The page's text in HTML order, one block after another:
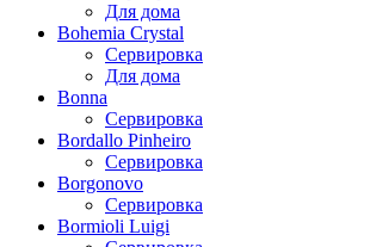
Для дома
Bohemia Crystal
Сервировка
Для дома
Bonna
Сервировка
Bordallo Pinheiro
Сервировка
Borgonovo
Сервировка
Bormioli Luigi